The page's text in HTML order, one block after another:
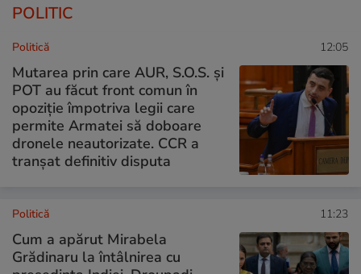
POLITIC
Politică 12:05
Mutarea prin care AUR, S.O.S. și
POT au făcut front comun în
opoziție împotriva legii care
permite Armatei să doboare
dronele neautorizate. CCR a
tranșat definitiv disputa
Politică 11:23
Cum a apărut Mirabela
Grădinaru la întâlnirea cu